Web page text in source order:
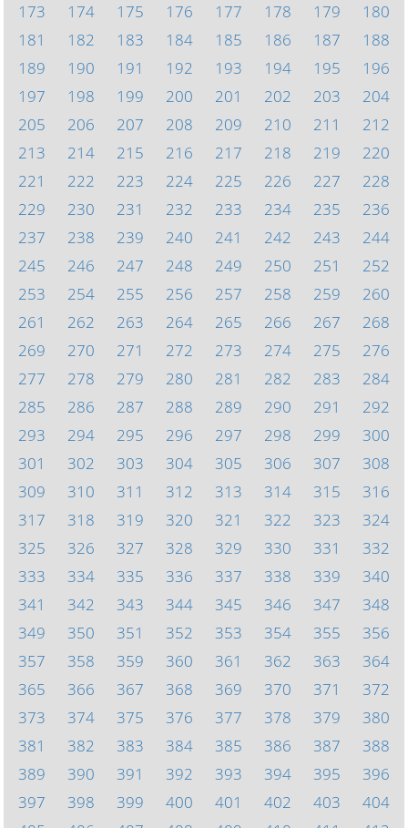
173
174 175 176 177 178 179
180
181
182 183 184 185 186 187
188
189
190 191 192 193 194 195
196
197
198 199 200 201 202 203
204
205
206 207 208 209 210 211
212
213
214 215 216 217 218 219
220
221
222 223 224 225 226 227
228
229
230 231 232 233 234 235
236
237
238 239 240 241 242 243
244
245
246 247 248 249 250 251
252
253
254 255 256 257 258 259
260
261
262 263 264 265 266 267
268
269
270 271 272 273 274 275
276
277
278 279 280 281 282 283
284
285
286 287 288 289 290 291
292
293
294 295 296 297 298 299
300
301
302 303 304 305 306 307
308
309
310 311 312 313 314 315
316
317
318 319 320 321 322 323
324
325
326 327 328 329 330 331
332
333
334 335 336 337 338 339
340
341
342 343 344 345 346 347
348
349
350 351 352 353 354 355
356
357
358 359 360 361 362 363
364
365
366 367 368 369 370 371
372
373
374 375 376 377 378 379
380
381
382 383 384 385 386 387
388
389
390 391 392 393 394 395
396
397
398 399 400 401 402 403
404